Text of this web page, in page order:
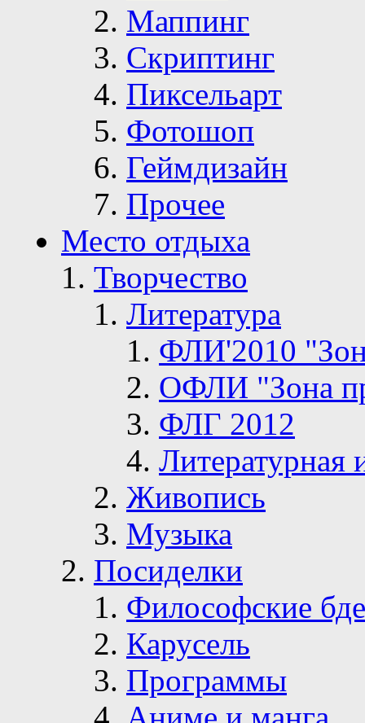
Маппинг
Скриптинг
Пиксельарт
Фотошоп
Геймдизайн
Прочее
Место отдыха
Творчество
Литература
ФЛИ'2010
ОФЛИ "Зона
ФЛГ 2012
Живопись
Музыка
Посиделки
Философские
Карусель
Программы